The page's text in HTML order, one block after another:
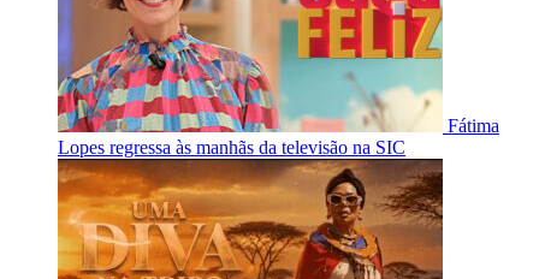
Fátima
Lopes regressa às manhãs da televisão na SIC